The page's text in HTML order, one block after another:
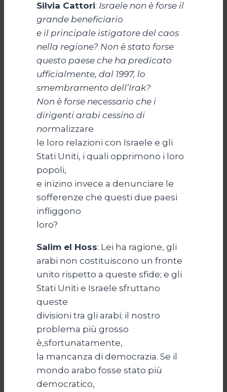
Silvia Cattori: Israele non è forse il
grande beneficiario
e il principale istigatore del caos
nella regione? Non è stato forse
questo paese che ha predicato
ufficialmente, dal 1997, lo
smembramento dell’Irak?
Non è forse necessario che i
dirigenti arabi cessino di
normalizzare
le loro relazioni con Israele e gli
Stati Uniti, i quali opprimono i loro
popoli,
e inizino invece a denunciare le
sofferenze che questi due paesi
infliggono
loro?
Salim el Hoss: Lei ha ragione, gli
arabi non costituiscono un fronte
unito rispetto a queste sfide; e gli
Stati Uniti e Israele sfruttano
queste
divisioni tra gli arabi; il nostro
problema più grosso
è,sfortunatamente,
la mancanza di democrazia. Se il
mondo arabo fosse stato più
democratico,